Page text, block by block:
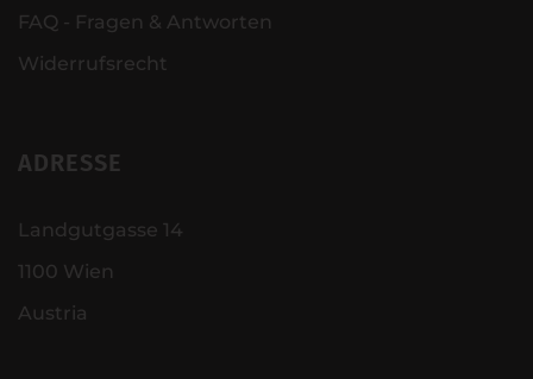
FAQ - Fragen & Antworten
Widerrufsrecht
ADRESSE
Landgutgasse 14
1100 Wien
Austria